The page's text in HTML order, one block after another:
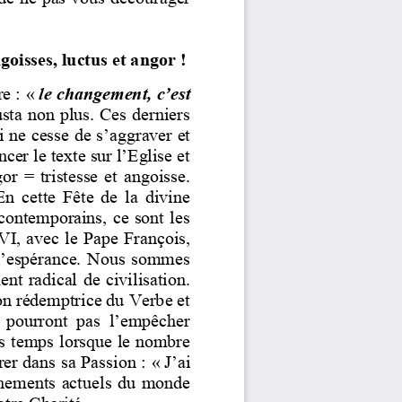
luctus et angor !
: « le changement, c’est
non plus. Ces derniers
cesse de s’aggraver et
le texte sur l’Eglise et
=  tristesse  et  angoisse.
cette  Fête  de  la  divine
ce sont les
avec le Pape François,
Nous sommes
radical de civilisation.
rédemptrice du Verbe et
pas  l’empêcher
temps lorsque le nombre
dans sa Passion : « J’ai
actuels  du  monde